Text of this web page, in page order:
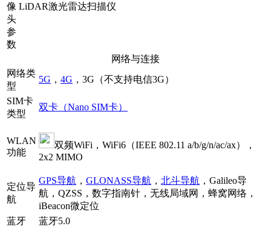
像
头
参
数
LiDAR激光雷达扫描仪
网络与连接
网络类
型
5G ， 4G ，3G（不支持电信3G）
SIM卡
类型
双卡（Nano SIM卡）
WLAN
功能
双频WiFi，WiFi6（IEEE 802.11 a/b/g/n/ac/ax），
2x2 MIMO
定位导
航
GPS导航 ， GLONASS导航 ， 北斗导航 ，Galileo导
航，QZSS，数字指南针，无线局域网，蜂窝网络，
iBeacon微定位
蓝牙
蓝牙5.0